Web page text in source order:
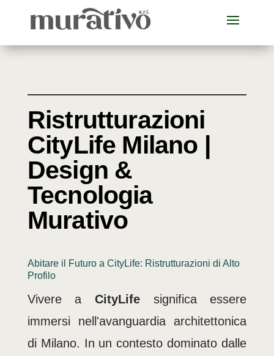
Ristrutturazioni
CityLife Milano |
Design &
Tecnologia
Murativo
Abitare il Futuro a CityLife: Ristrutturazioni di Alto
Profilo
Vivere a CityLife significa essere
immersi nell'avanguardia architettonica
di Milano. In un contesto dominato dalle